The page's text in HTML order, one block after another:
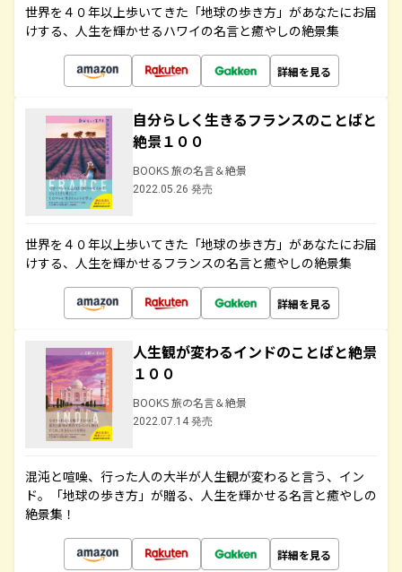
世界を４０年以上歩いてきた「地球の歩き方」があなたにお届
けする、人生を輝かせるハワイの名言と癒やしの絶景集
詳細を見る
自分らしく生きるフランスのことばと
絶景１００
BOOKS 旅の名言＆絶景
2022.05.26 発売
世界を４０年以上歩いてきた「地球の歩き方」があなたにお届
けする、人生を輝かせるフランスの名言と癒やしの絶景集
詳細を見る
人生観が変わるインドのことばと絶景
１００
BOOKS 旅の名言＆絶景
2022.07.14 発売
混沌と喧噪、行った人の大半が人生観が変わると言う、イン
ド。「地球の歩き方」が贈る、人生を輝かせる名言と癒やしの
絶景集！
詳細を見る